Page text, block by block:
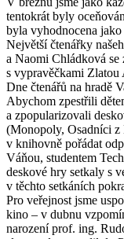
tentokrát byly
byla vyhodnocena
Největší čtenářky
a Naomi Chládková se
s vypravěčkami Zlatou
Dne čtenářů na hradě
Abychom zpestřili
a zpopularizovali
(Monopoly, Osadníci z
v knihovně pořádat
Váňou, studentem
deskové hry setkaly s
v těchto setkáních
Pro veřejnost jsme
kino – v dubnu
narození prof. ing.